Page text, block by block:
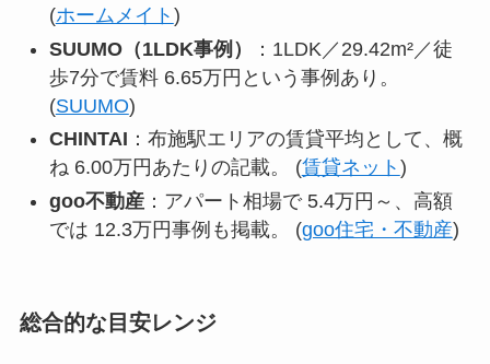
(ホームメイト )
SUUMO（1LDK事例）
：1LDK／29.42m²／徒
歩7分で賃料 6.65万円という事例あり。
(SUUMO)
CHINTAI ：布施駅エリアの賃貸平均として、概
ね 6.00万円あたりの記載。 (賃貸ネット )
goo不動産：アパート相場で 5.4万円～、高額
では 12.3万円事例も掲載。 (goo住宅・不動産)
総合的な目安レンジ